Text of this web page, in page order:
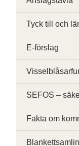
Tyck till och
E-förslag
SEFOS –
Fakta om